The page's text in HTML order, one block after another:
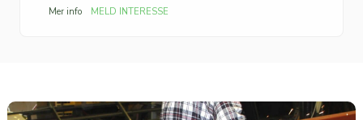
Mer info MELD INTERESSE
Sted: Nettbasert
Språk: Norsk